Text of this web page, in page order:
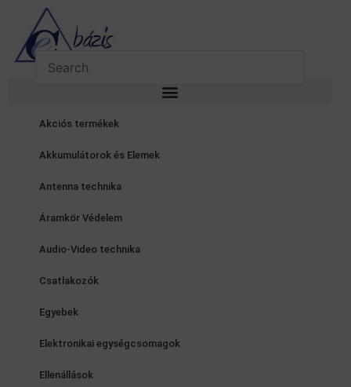
content
Akciós termékek
Akkumulátorok és Elemek
Antenna technika
Áramkör Védelem
Audio-Video technika
Csatlakozók
Egyebek
Elektronikai egységcsomagok
Ellenállások